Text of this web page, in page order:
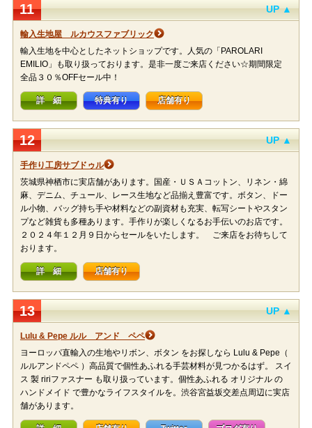
11 UP ▲
輸入生地屋 ルカウスファブリック
輸入生地を中心としたネットショップです。人気の「PAROLARI
EMILIO」も取り扱っております。是非一度ご来店ください☆期間限定
全品３０％OFFセール中！
詳 細 特典有り 店舗有り
12 UP ▲
手作り工房サブドゥル
茨城県神栖市に実店舗があります。国産・ＵＳＡコットン、リネン・綿
麻、デニム、チュール、レース生地など品揃え豊富です。ボタン、ドー
ル小物、バッグ持ち手や材料などの副資材も充実、転写シートやスタン
プなど雑貨も多種あります。手作りが楽しくなるお手伝いのお店です。
２０２４年１２月９日からセールをいたします。 ご来店をお待ちして
おります。
詳 細 店舗有り
13 UP ▲
Lulu & Pepe ルル アンド ペペ
ヨーロッパ直輸入の生地やリボン、ボタン をお探しなら Lulu & Pepe（
ルルアンドペペ ）高品質で個性あふれる手芸材料が見つかるはず。 スイ
ス 製 ririファスナー も取り扱っています。個性あふれる オリジナル の
ハンドメイド で豊かなライフスタイルを。渋谷宮益坂交差点周辺に実店
舗があります。